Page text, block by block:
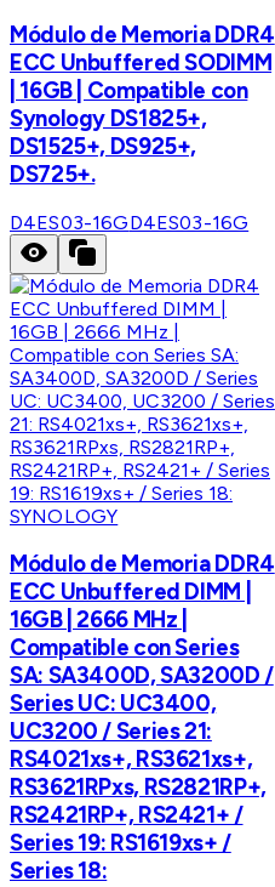
Módulo de Memoria DDR4
ECC Unbuffered SODIMM
| 16GB | Compatible con
Synology DS1825+,
DS1525+, DS925+,
DS725+.
D4ES03-16GD4ES03-16G
SYNOLOGY
Módulo de Memoria DDR4
ECC Unbuffered DIMM |
16GB | 2666 MHz |
Compatible con Series
SA: SA3400D, SA3200D /
Series UC: UC3400,
UC3200 / Series 21:
RS4021xs+, RS3621xs+,
RS3621RPxs, RS2821RP+,
RS2421RP+, RS2421+ /
Series 19: RS1619xs+ /
Series 18: